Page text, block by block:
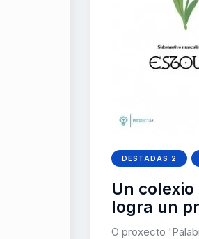
DESTADAS 2
Un
logra un
O proxecto